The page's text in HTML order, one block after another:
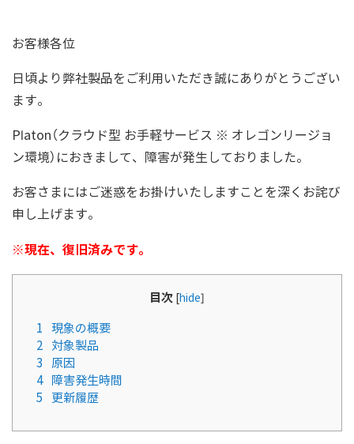
お客様各位
日頃より弊社製品をご利用いただき誠にありがとうござい
ます。
Platon（クラウド型 お手軽サービス ※ オレゴンリージョ
ン環境）におきまして、障害が発生しておりました。
お客さまにはご迷惑をお掛けいたしますことを深くお詫び
申し上げます。
※現在、復旧済みです。
目次 [hide]
1
現象の概要
2
対象製品
3
原因
4
障害発生時間
5
更新履歴